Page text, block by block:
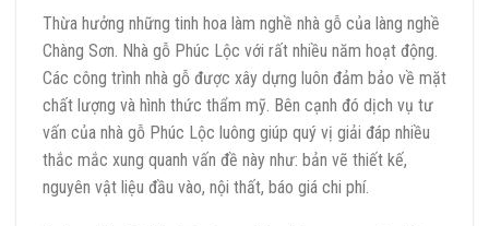
Thừa hưởng những tinh hoa làm nghề nhà gỗ của làng nghề
Chàng Sơn. Nhà gỗ Phúc Lộc với rất nhiều năm hoạt động.
Các công trình nhà gỗ được xây dựng luôn đảm bảo về mặt
chất lượng và hình thức thẩm mỹ. Bên cạnh đó dịch vụ tư
vấn của nhà gỗ Phúc Lộc luông giúp quý vị giải đáp nhiều
thắc mắc xung quanh vấn đề này như: bản vẽ thiết kế,
nguyên vật liệu đầu vào, nội thất, báo giá chi phí.